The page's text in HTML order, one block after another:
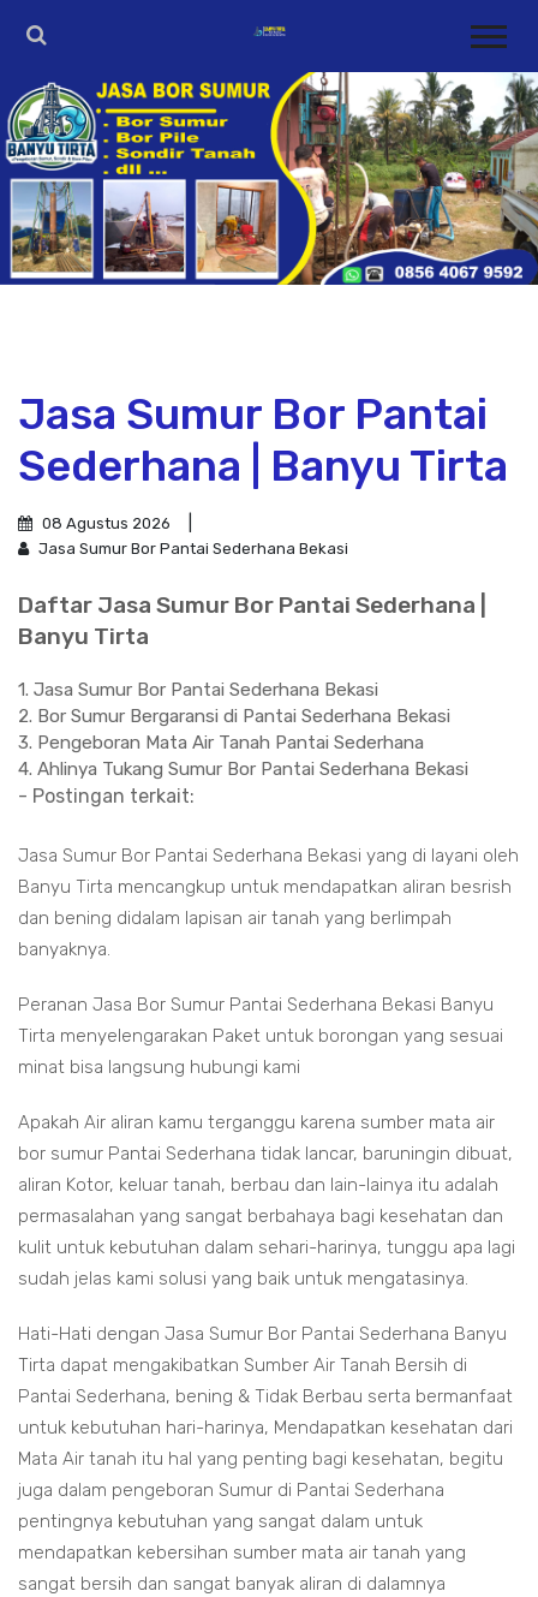
Jasa Sumur Bor Pantai
Sederhana | Banyu Tirta
08 Agustus 2026
Jasa Sumur Bor Pantai Sederhana Bekasi
Daftar Jasa Sumur Bor Pantai Sederhana |
Banyu Tirta
1. Jasa Sumur Bor Pantai Sederhana Bekasi
2. Bor Sumur Bergaransi di Pantai Sederhana Bekasi
3. Pengeboran Mata Air Tanah Pantai Sederhana
4. Ahlinya Tukang Sumur Bor Pantai Sederhana Bekasi
- Postingan terkait:
Jasa Sumur Bor Pantai Sederhana Bekasi yang di layani oleh
Banyu Tirta mencangkup untuk mendapatkan aliran besrish
dan bening didalam lapisan air tanah yang berlimpah
banyaknya.
Peranan Jasa Bor Sumur Pantai Sederhana Bekasi Banyu
Tirta menyelengarakan Paket untuk borongan yang sesuai
minat bisa langsung hubungi kami
Apakah Air aliran kamu terganggu karena sumber mata air
bor sumur Pantai Sederhana tidak lancar, baruningin dibuat,
aliran Kotor, keluar tanah, berbau dan lain-lainya itu adalah
permasalahan yang sangat berbahaya bagi kesehatan dan
kulit untuk kebutuhan dalam sehari-harinya, tunggu apa lagi
sudah jelas kami solusi yang baik untuk mengatasinya.
Hati-Hati dengan Jasa Sumur Bor Pantai Sederhana Banyu
Tirta dapat mengakibatkan Sumber Air Tanah Bersih di
Pantai Sederhana, bening & Tidak Berbau serta bermanfaat
untuk kebutuhan hari-harinya, Mendapatkan kesehatan dari
Mata Air tanah itu hal yang penting bagi kesehatan, begitu
juga dalam pengeboran Sumur di Pantai Sederhana
pentingnya kebutuhan yang sangat dalam untuk
mendapatkan kebersihan sumber mata air tanah yang
sangat bersih dan sangat banyak aliran di dalamnya